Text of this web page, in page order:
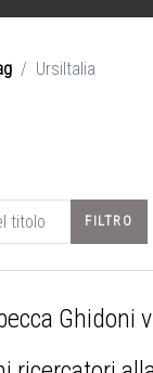
UrsiItalia
FILTRO
Ghidoni